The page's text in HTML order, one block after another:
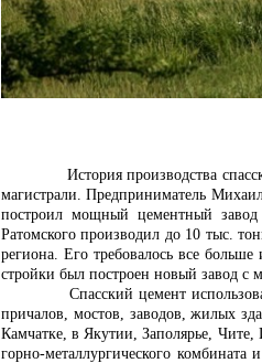
История производства
магистрали. Предприниматель
построил мощный цементный завод
Ратомского производил до 10 тыс.
региона. Его требовалось все
стройки был построен новый завод с
Спасский цемент использовался
причалов, мостов, заводов, жилых
Камчатке, в Якутии, Заполярье, Чите,
горно-металлургического